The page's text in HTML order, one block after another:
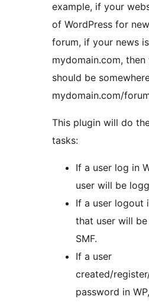
example, if your
of WordPress for
forum, if your news is
mydomain.com,
should be
mydomain.com/
This plugin will do
tasks:
If a user log in
user will be
If a user logout
that user will
SMF.
If a user
created/
password in